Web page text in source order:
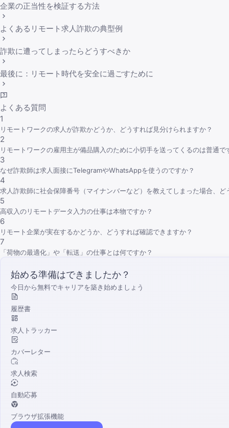
企業の正当性を検証する方法
よくあるリモート求人詐欺の典型例
詐欺に遭ってしまったらどうすべきか
最後に：リモート時代を安全に過ごすために
よくある質問
1
リモートワークの求人が詐欺かどうか、どうすれば見分けられますか？
2
リモートワークの雇用主が備品購入のために小切手を送ってくるのは普通で
3
なぜ詐欺師は求人面接にTelegramやWhatsAppを使うのですか？
4
求人詐欺師に社会保障番号（マイナンバーなど）を教えてしまった場合、ど
5
高収入のリモートデータ入力の仕事は本物ですか？
6
リモート企業が実在するかどうか、どうすれば確認できますか？
7
「荷物の最適化」や「転送」の仕事とは何ですか？
始める準備はできましたか？
今日から無料でキャリアを築き始めましょう
履歴書
求人トラッカー
カバーレター
求人検索
自動応募
ブラウザ拡張機能